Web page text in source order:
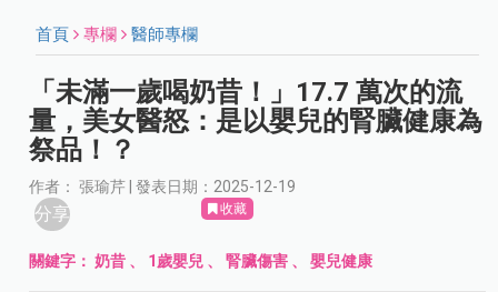
首頁 專欄 醫師專欄
「未滿一歲喝奶昔！」17.7 萬次的流
量，美女醫怒：是以嬰兒的腎臟健康為
祭品！？
作者： 張瑜芹 | 發表日期：2025-12-19
分享 收藏
關鍵字：奶昔 、 1歲嬰兒 、腎臟傷害 、嬰兒健康